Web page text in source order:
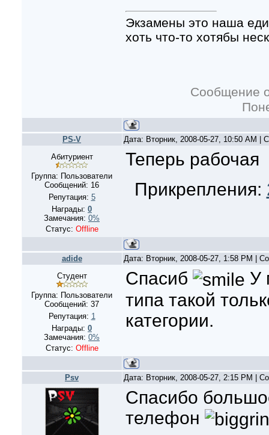
Экзамены это наша
хоть что-то хотябы
Сообщение
PS-V
Дата: Вторник, 2008-05-27, 10:50 AM |
Абитуриент
Группа: Пользователи
Сообщений: 16
Репутация: 5
Награды: 0
Замечания: 0%
Статус: Offline
Теперь рабочая
Прикрепления:
adide
Дата: Вторник, 2008-05-27, 1:58 PM |
Студент
Группа: Пользователи
Сообщений: 37
Репутация: 1
Награды: 0
Замечания: 0%
Статус: Offline
Спасиб
У
типа такой
категории.
Psv Дата: Вторник, 2008-05-27, 2:15 PM |
Cпасибо
телефон